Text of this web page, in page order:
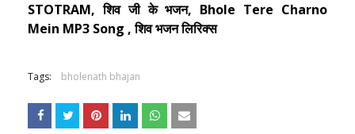
STOTRAM, शिव जी के भजन, Bhole Tere Charno
Mein MP3 Song , शिव भजन लिरिक्स
Tags: bholenath bhajan